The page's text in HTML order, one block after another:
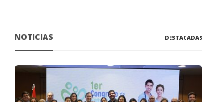
NOTICIAS DESTACADAS